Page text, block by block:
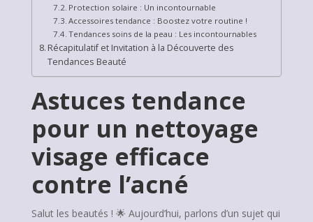
Protection solaire : Un incontournable
Accessoires tendance : Boostez votre routine !
Tendances soins de la peau : Les incontournables
Récapitulatif et Invitation à la Découverte des
Tendances Beauté
Astuces tendance
pour un nettoyage
visage efficace
contre l’acné
Salut les beautés ! 🌟 Aujourd’hui, parlons d’un sujet qui